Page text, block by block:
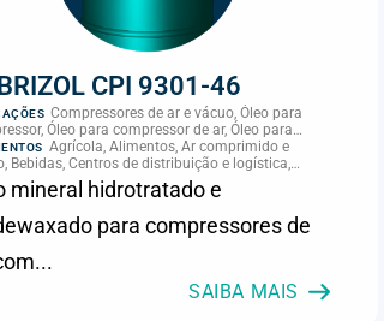
CPI 9301-46
Compressores de ar e vácuo, Óleo para
Óleo para compressor de ar, Óleo para
de compressor, Refrigeração, climatização e
Agrícola, Alimentos, Ar comprimido e
Bebidas, Centros de distribuição e logística,
Climatização e HVAC, Data center,
Embalagens e latas, Energia (geração),
Farmacêutica e cosmética, Frigoríficos e abate,
Madeira e móveis, Metalmecânica, Metalurgia
e portuário, Panificação, Papel e celulose,
e gás, Pintura industrial, Plásticos e borracha,
e petroquímica, Refrigeração industrial,
mineral hidrotratado e
para compressores de
SAIBA MAIS